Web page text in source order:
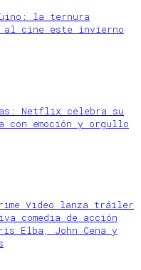
la ternura
al cine este invierno
Netflix celebra su
con emoción y orgullo
Video lanza tráiler
comedia de acción
Elba, John Cena y